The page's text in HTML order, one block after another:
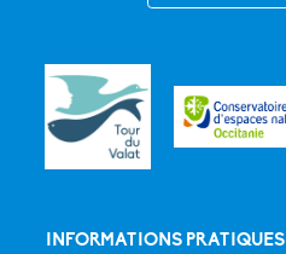
INFORMATIONS PRATIQUES